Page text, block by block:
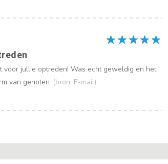
voor jullie optreden! Was echt geweldig en het
van genoten. (bron: E-mail)